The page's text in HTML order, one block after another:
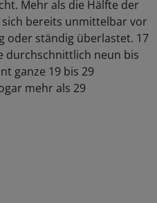
Mehr als die Hälfte der
bereits unmittelbar vor
oder ständig überlastet. 17
durchschnittlich neun bis
ganze 19 bis 29
mehr als 29